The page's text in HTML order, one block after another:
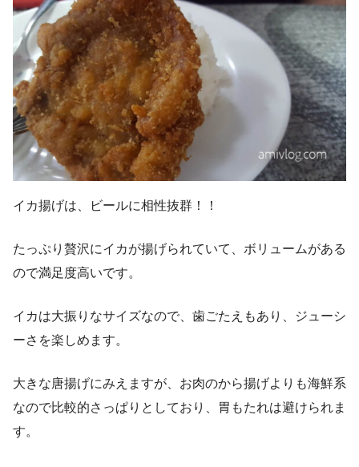
イカ揚げは、ビールに相性抜群！！
たっぷり贅沢にイカが揚げられていて、ボリュームがある
ので満足度高いです。
イカは大振りなサイズなので、歯ごたえもあり、ジューシ
ーさを楽しめます。
大きな唐揚げにみえますが、お肉のから揚げよりも海鮮系
なので比較的さっぱりとしており、胃もたれは避けられま
す。